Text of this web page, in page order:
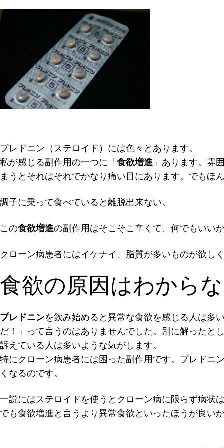
プレドニン（ステロイド）には色々とあります。
私が感じる副作用の一つに「 食欲増進 」あります。雰
まうとそれはそれでかなり痛い目にあります。でもほ
調子に乗って食べていると離脱出来ない。
この食欲増進の副作用はそこそこ辛くて、何でもいい
クローン病患者にはイケナイ、脂質が多いものが欲し
食欲の原因はわから
プレドニンを飲み始めると異常な食欲を感じる人は多
だ！」って言うのはありませんでした。別に解ったと
訴えている人は多いような気がします。
特にクローン病患者には困った副作用です。プレドニ
くなるのです。
一説にはステロイドを使うとクローン病に限らず病状
でも食欲増進と言うより異常食欲といったほうが良い